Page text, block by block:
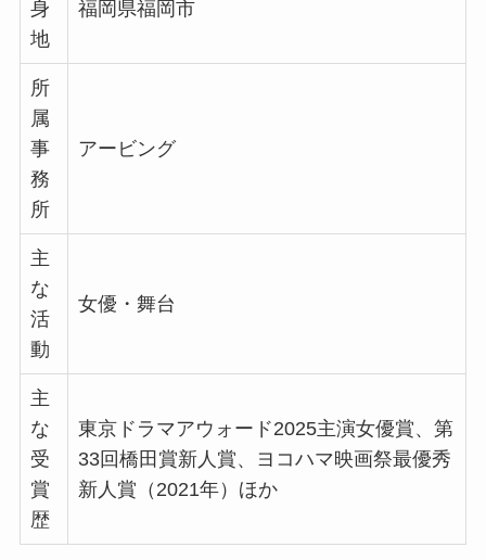
身
地
福岡県福岡市
所
属
事
務
所
アービング
主
な
活
動
女優・舞台
主
な
受
賞
歴
東京ドラマアウォード2025主演女優賞、第
33回橋田賞新人賞、ヨコハマ映画祭最優秀
新人賞（2021年）ほか